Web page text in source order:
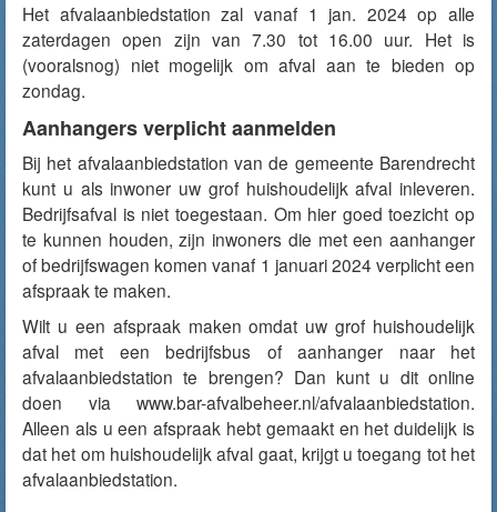
Het afvalaanbiedstation zal vanaf 1 jan. 2024 op alle
zaterdagen open zijn van 7.30 tot 16.00 uur. Het is
(vooralsnog) niet mogelijk om afval aan te bieden op
zondag.
Aanhangers verplicht aanmelden
Bij het afvalaanbiedstation van de gemeente Barendrecht
kunt u als inwoner uw grof huishoudelijk afval inleveren.
Bedrijfsafval is niet toegestaan. Om hier goed toezicht op
te kunnen houden, zijn inwoners die met een aanhanger
of bedrijfswagen komen vanaf 1 januari 2024 verplicht een
afspraak te maken.
Wilt u een afspraak maken omdat uw grof huishoudelijk
afval met een bedrijfsbus of aanhanger naar het
afvalaanbiedstation te brengen? Dan kunt u dit online
doen via www.bar-afvalbeheer.nl/afvalaanbiedstation.
Alleen als u een afspraak hebt gemaakt en het duidelijk is
dat het om huishoudelijk afval gaat, krijgt u toegang tot het
afvalaanbiedstation.